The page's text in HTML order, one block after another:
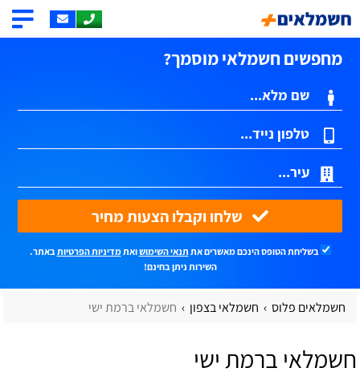
מחפשים חשמלאי מוסמך?
בשליחת הטופס הינכם מאשרים את תנאי השימושואתמדיניות הפרטיותבאתר.
השירות ניתן בחינם!
חשמלאים פלוס חשמלאי בצפון חשמלאי ברמת ישי
חשמלאי ברמת ישי